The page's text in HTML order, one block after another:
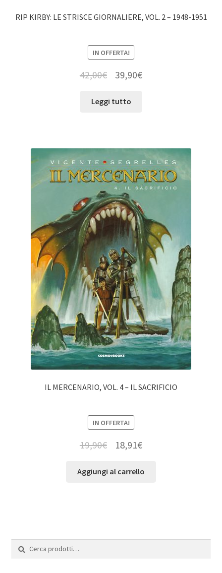
RIP KIRBY: LE STRISCE GIORNALIERE, VOL. 2 – 1948-1951
IN OFFERTA!
42,00€ 39,90€
Leggi tutto
IL MERCENARIO, VOL. 4 – IL SACRIFICIO
IN OFFERTA!
19,90€ 18,91€
Aggiungi al carrello
Cerca:
Cerca